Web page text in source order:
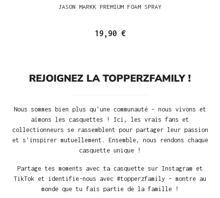
JASON MARKK PREMIUM FOAM SPRAY
19,90 €
REJOIGNEZ LA TOPPERZFAMILY !
Nous sommes bien plus qu'une communauté – nous vivons et
aimons les casquettes ! Ici, les vrais fans et
collectionneurs se rassemblent pour partager leur passion
et s'inspirer mutuellement. Ensemble, nous rendons chaque
casquette unique !
Partage tes moments avec ta casquette sur Instagram et
TikTok et identifie-nous avec #topperzfamily – montre au
monde que tu fais partie de la famille !